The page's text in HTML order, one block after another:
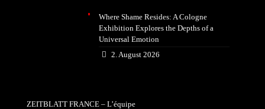
Where Shame Resides: A Cologne
Exhibition Explores the Depths of a
Universal Emotion
2. August 2026
ZEITBLATT FRANCE – L’équipe